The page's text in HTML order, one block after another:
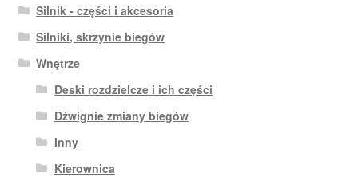
Silnik - części i akcesoria
Silniki, skrzynie biegów
Wnętrze
Deski rozdzielcze i ich części
Dźwignie zmiany biegów
Inny
Kierownica